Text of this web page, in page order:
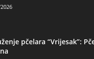
pčelara “Vrijesak”: